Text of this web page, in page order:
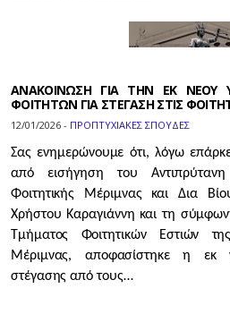
ΑΝΑΚΟΙΝΩΣΗ ΓΙΑ ΤΗΝ ΕΚ ΝΕΟΥ
ΦΟΙΤΗΤΩΝ ΓΙΑ ΣΤΕΓΑΣΗ ΣΤΙΣ
12/01/2026 - ΠΡΟΠΤΥΧΙΑΚΕΣ ΣΠΟΥΔΕΣ
Σας ενημερώνουμε ότι, λόγω
από εισήγηση του Αντιπρύτανη
Φοιτητικής Μέριμνας και Δια
Χρήστου Καραγιάννη και τη
Τμήματος Φοιτητικών Εστιών
Μέριμνας, αποφασίστηκε η εκ
στέγασης από τους…